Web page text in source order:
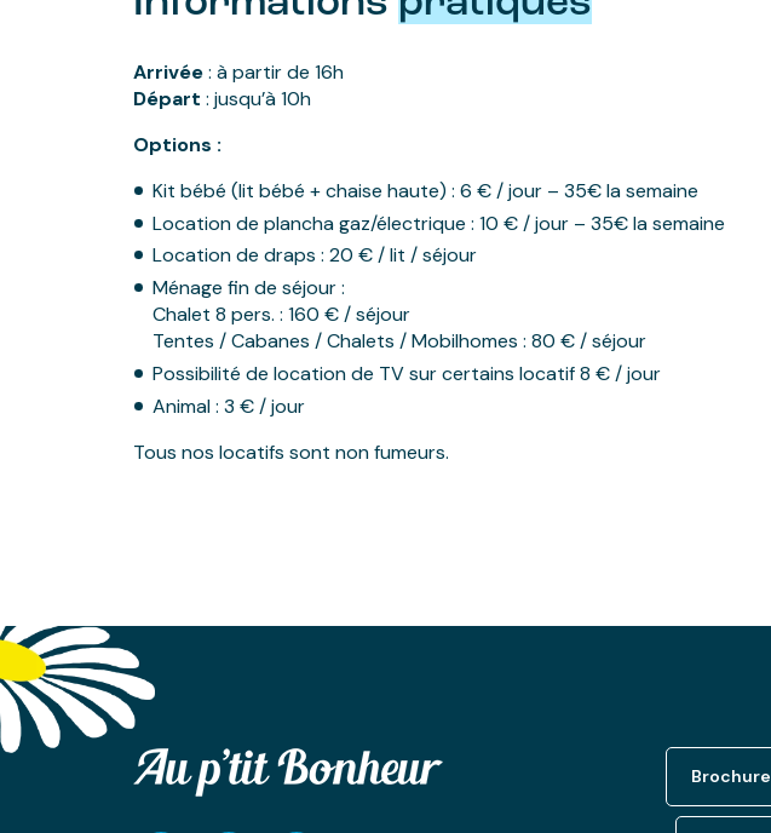
Arrivée: à partir de 16h
Départ : jusqu’à 10h
Options :
Kit bébé (lit bébé + chaise haute) : 6 € / jour – 35€ la semaine
Location de plancha gaz/électrique : 10 € / jour – 35€ la semaine
Location de draps : 20 € / lit / séjour
Ménage fin de séjour :
Chalet 8 pers. : 160 € / séjour
Tentes / Cabanes / Chalets / Mobilhomes : 80 € / séjour
Possibilité de location de TV sur certains locatif 8 € / jour
Animal : 3 € / jour
Tous nos locatifs sont non fumeurs.
Brochure